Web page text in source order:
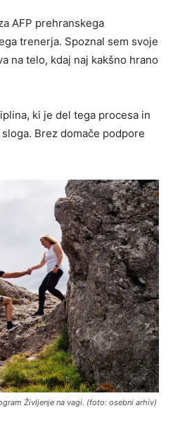
AFP prehranskega
trenerja. Spoznal sem svoje
na telo, kdaj naj kakšno hrano
ki je del tega procesa in
Brez domače podpore
Življenje na vagi. (foto: osebni arhiv)